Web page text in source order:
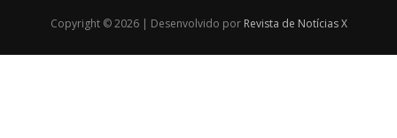
Copyright © 2026 | Desenvolvido por Revista de Notícias X